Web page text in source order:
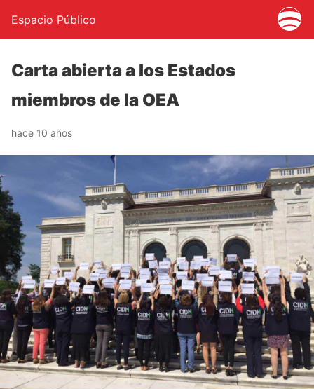
Espacio Público
Carta abierta a los Estados
miembros de la OEA
hace 10 años